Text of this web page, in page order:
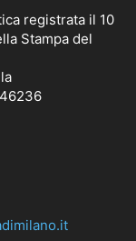
registrata il 10
Stampa del